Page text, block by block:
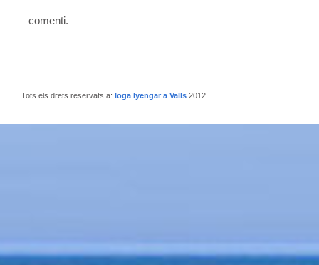
comenti.
Tots els drets reservats a: Ioga Iyengar a Valls 2012